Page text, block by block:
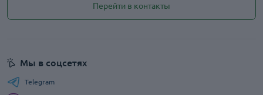
Перейти в контакты
Мы в соцсетях
Telegram